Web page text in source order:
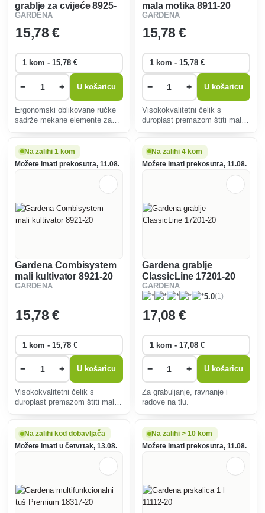
grablje za cvijeće 8925-
20
GARDENA
15,78 €
− + U košaricu
Ergonomski oblikovane ručke
sadrže mekane elemente za
ručke sprječava klizanje ruke
tijekom rada.
mala motika 8911-20
GARDENA
15,78 €
− + U košaricu
Visokokvalitetni čelik s
duroplast premazom štiti male
iznimnu čvrstoću.
Na zalihi 1 kom
Možete imati prekosutra, 11.08.
Gardena Combisystem
mali kultivator 8921-20
GARDENA
15,78 €
− + U košaricu
Visokokvalitetni čelik s
duroplast premazom štiti male
iznimnu čvrstoću.
Na zalihi 4 kom
Možete imati prekosutra, 11.08.
Gardena grablje
ClassicLine 17201-20
GARDENA
5.0(1)
17,08 €
− + U košaricu
Za grabuljanje, ravnanje i
radove na tlu.
Na zalihi kod dobavljača
Možete imati u četvrtak, 13.08.
Na zalihi > 10 kom
Možete imati prekosutra, 11.08.